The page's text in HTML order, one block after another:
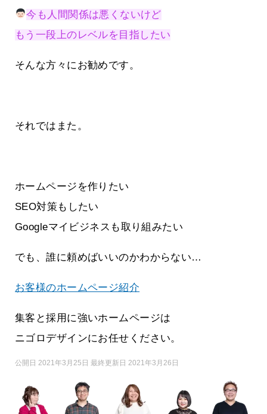
今も人間関係は悪くないけど
もう一段上のレベルを目指したい
そんな方々にお勧めです。
それではまた。
ホームページを作りたい
SEO対策もしたい
Googleマイビジネスも取り組みたい
でも、誰に頼めばいいのかわからない…
お客様のホームページ紹介
集客と採用に強いホームページは
ニゴロデザインにお任せください。
公開日 2021年3月25日 最終更新日 2021年3月26日